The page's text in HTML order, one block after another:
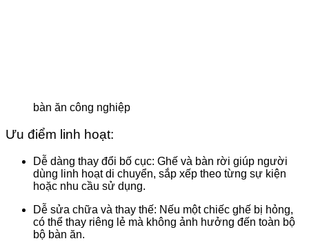
bàn ăn công nghiệp
Ưu điểm linh hoạt:
Dễ dàng thay đổi bố cục: Ghế và bàn rời giúp người
dùng linh hoạt di chuyển, sắp xếp theo từng sự kiện
hoặc nhu cầu sử dụng.
Dễ sửa chữa và thay thế: Nếu một chiếc ghế bị hỏng,
có thể thay riêng lẻ mà không ảnh hưởng đến toàn bộ
bộ bàn ăn.